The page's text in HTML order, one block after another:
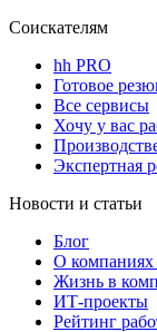
Соискателям
hh PRO
Готовое
Все сервисы
Хочу у вас
Экспертная
Новости и статьи
Блог
О компаниях
Жизнь в
ИТ-проекты
Рейтинг